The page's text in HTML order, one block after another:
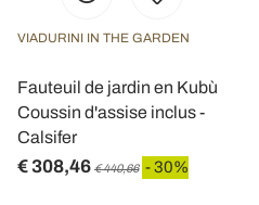
VIADURINI IN THE GARDEN
Fauteuil de jardin en Kubù
Coussin d'assise inclus -
Calsifer
€ 308,46 € 440,66 - 30%